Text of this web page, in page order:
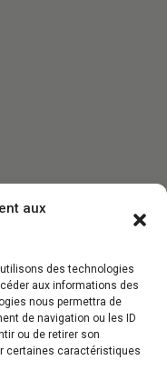
aux
des technologies
aux informations des
nous permettra de
de navigation ou les ID
ou de retirer son
certaines caractéristiques